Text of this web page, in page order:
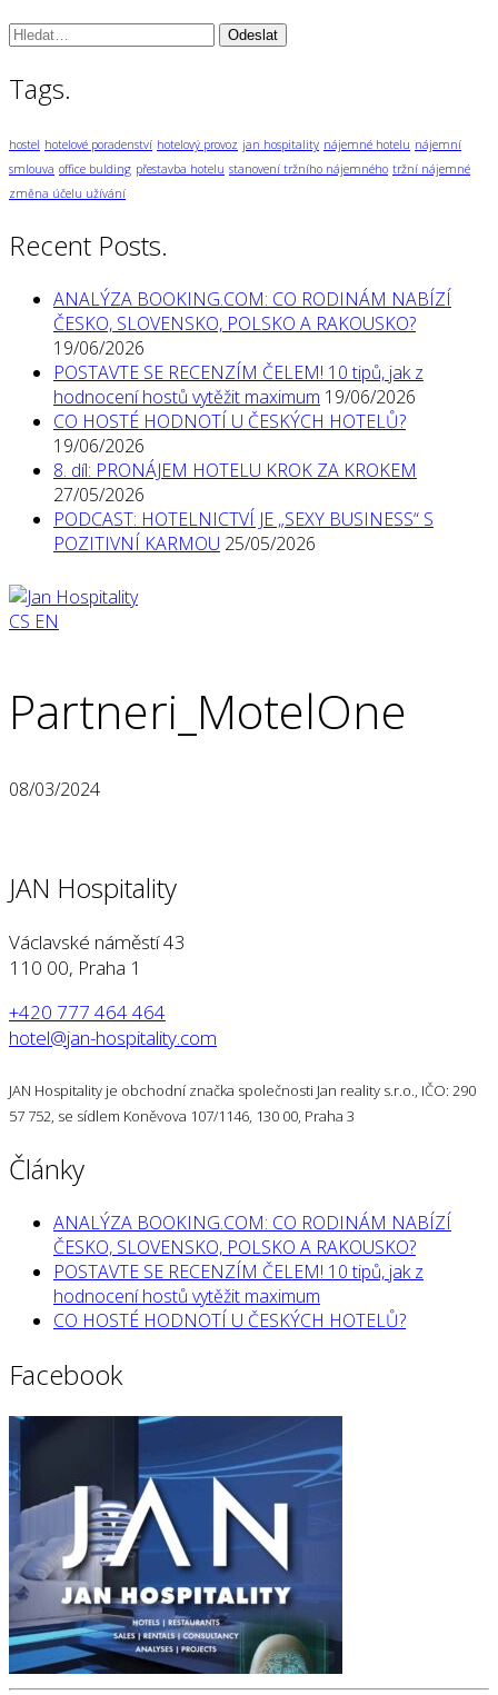
Vyhledávání:
Tags.
hostel hotelové poradenství hotelový provoz jan hospitality nájemné hotelu nájemní
smlouva office bulding přestavba hotelu stanovení tržního nájemného tržní nájemné
změna účelu užívání
Recent Posts.
ANALÝZA BOOKING.COM: CO RODINÁM NABÍZÍ
ČESKO, SLOVENSKO, POLSKO A RAKOUSKO?
19/06/2026
POSTAVTE SE RECENZÍM ČELEM! 10 tipů, jak z
hodnocení hostů vytěžit maximum 19/06/2026
CO HOSTÉ HODNOTÍ U ČESKÝCH HOTELŮ?
19/06/2026
8. díl: PRONÁJEM HOTELU KROK ZA KROKEM
27/05/2026
PODCAST: HOTELNICTVÍ JE „SEXY BUSINESS“ S
POZITIVNÍ KARMOU 25/05/2026
CS EN
Partneri_MotelOne
08/03/2024
JAN Hospitality
Václavské náměstí 43
110 00, Praha 1
+420 777 464 464
hotel@jan-hospitality.com
JAN Hospitality je obchodní značka společnosti Jan reality s.r.o., IČO: 290
57 752, se sídlem Koněvova 107/1146, 130 00, Praha 3
Články
ANALÝZA BOOKING.COM: CO RODINÁM NABÍZÍ
ČESKO, SLOVENSKO, POLSKO A RAKOUSKO?
POSTAVTE SE RECENZÍM ČELEM! 10 tipů, jak z
hodnocení hostů vytěžit maximum
CO HOSTÉ HODNOTÍ U ČESKÝCH HOTELŮ?
Facebook